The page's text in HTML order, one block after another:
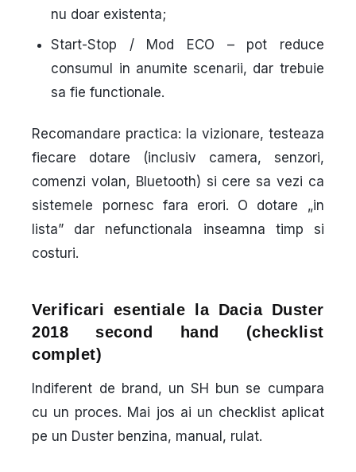
nu doar existenta;
Start-Stop / Mod ECO – pot reduce
consumul in anumite scenarii, dar trebuie
sa fie functionale.
Recomandare practica: la vizionare, testeaza
fiecare dotare (inclusiv camera, senzori,
comenzi volan, Bluetooth) si cere sa vezi ca
sistemele pornesc fara erori. O dotare „in
lista” dar nefunctionala inseamna timp si
costuri.
Verificari esentiale la Dacia Duster
2018 second hand (checklist
complet)
Indiferent de brand, un SH bun se cumpara
cu un proces. Mai jos ai un checklist aplicat
pe un Duster benzina, manual, rulat.